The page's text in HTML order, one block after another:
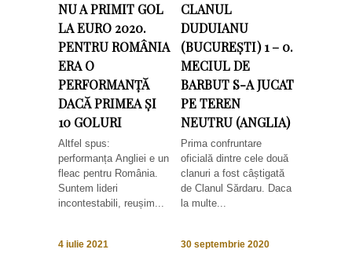
NU A PRIMIT GOL
LA EURO 2020.
PENTRU ROMÂNIA
ERA O
PERFORMANȚĂ
DACĂ PRIMEA ȘI
10 GOLURI
Altfel spus:
performanța Angliei e un
fleac pentru România.
Suntem lideri
incontestabili, reușim...
4 iulie 2021
CLANUL
DUDUIANU
(BUCUREȘTI) 1 – 0.
MECIUL DE
BARBUT S-A JUCAT
PE TEREN
NEUTRU (ANGLIA)
Prima confruntare
oficială dintre cele două
clanuri a fost câștigată
de Clanul Sărdaru. Daca
la multe...
30 septembrie 2020